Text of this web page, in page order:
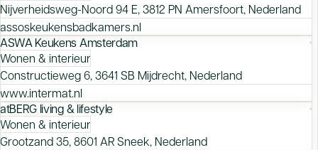
Nijverheidsweg-Noord 94 E, 3812 PN Amersfoort, Nederland
assoskeukensbadkamers.nl
ASWA Keukens Amsterdam
Wonen & interieur
Constructieweg 6, 3641 SB Mijdrecht, Nederland
www.intermat.nl
atBERG living & lifestyle
Wonen & interieur
Grootzand 35, 8601 AR Sneek, Nederland